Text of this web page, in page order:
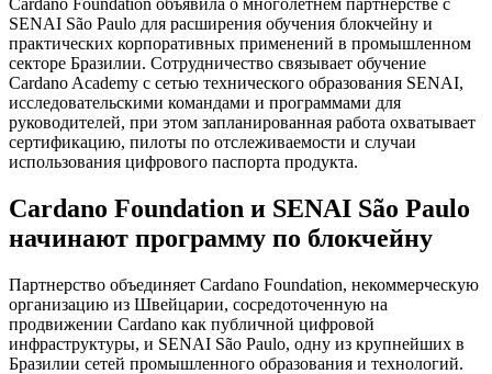
SENAI São Paulo для расширения обучения блокчейну и
практических корпоративных применений в промышленном
секторе Бразилии. Сотрудничество связывает обучение
Cardano Academy с сетью технического образования SENAI,
исследовательскими командами и программами для
руководителей, при этом запланированная работа охватывает
сертификацию, пилоты по отслеживаемости и случаи
использования цифрового паспорта продукта.
Cardano Foundation и SENAI São Paulo
начинают программу по блокчейну
Партнерство объединяет Cardano Foundation, некоммерческую
организацию из Швейцарии, сосредоточенную на
продвижении Cardano как публичной цифровой
инфраструктуры, и SENAI São Paulo, одну из крупнейших в
Бразилии сетей промышленного образования и технологий.